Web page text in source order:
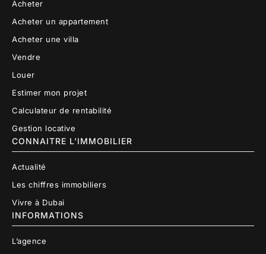
Acheter
Acheter un appartement
Acheter une villa
Vendre
Louer
Estimer mon projet
Calculateur de rentabilité
Gestion locative
CONNAITRE L'IMMOBILIER
Actualité
Les chiffres immobiliers
Vivre à Dubai
INFORMATIONS
L’agence